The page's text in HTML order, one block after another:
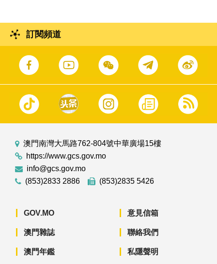
訂閱頻道
澳門南灣大馬路762-804號中華廣場15樓
https://www.gcs.gov.mo
info@gcs.gov.mo
(853)2833 2886
(853)2835 5426
GOV.MO
澳門雜誌
澳門年鑑
意見信箱
聯絡我們
私隱聲明